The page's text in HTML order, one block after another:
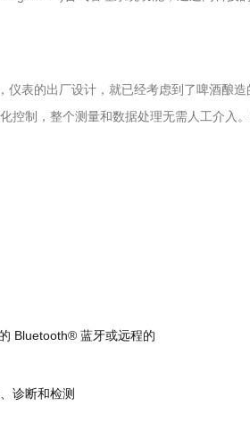
表的出厂设计，就已经考虑到了啤酒酿
制，整个测量和数据处理无需人工介
Bluetooth® 蓝牙或远程的
诊断和检测